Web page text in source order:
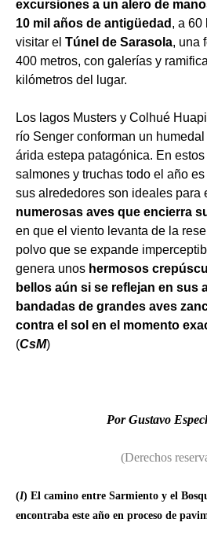
excursiones a un alero de
10 mil años de antigüedad , a 60
visitar el Túnel de Sarasola, una
400 metros, con galerías y
kilómetros del lugar.
Los lagos Musters y Colhué
río Senger conforman un
árida estepa patagónica. En
salmones y truchas todo el año
sus alrededores son ideales para
numerosas aves que encierra
en que el viento levanta de la
polvo que se expande
genera unos hermosos
bellos aún si se reflejan en sus
bandadas de grandes aves
contra el sol en el momento
(CsM)
Por Gustavo
(Derechos
(I) El camino entre Sarmiento y el
encontraba este año en proceso de